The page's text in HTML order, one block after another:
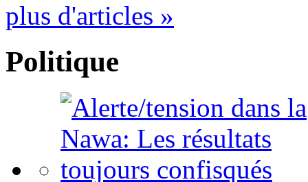
plus d'articles »
Politique